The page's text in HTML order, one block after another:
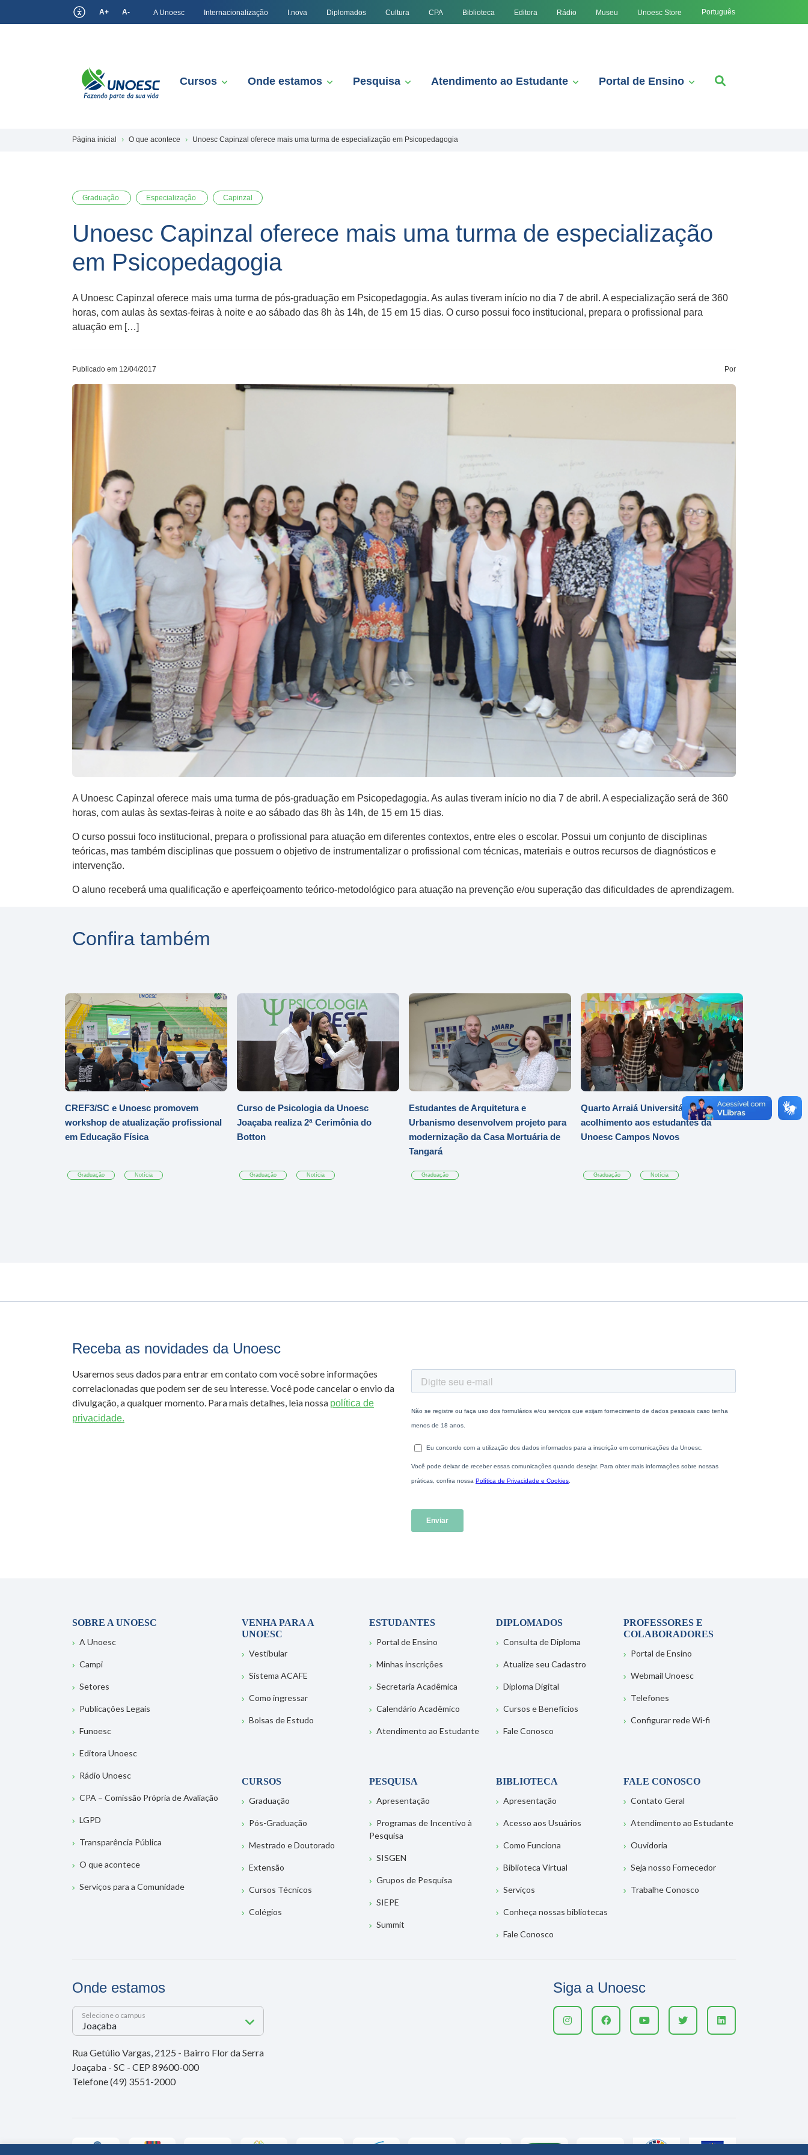
A+ A- A Unoesc Internacionalização I.nova Diplomados Cultura CPA Biblioteca Editora Rádio Museu Unoesc Store Português
Cursos Onde estamos Pesquisa Atendimento ao Estudante Portal de Ensino
Página inicial O que acontece Unoesc Capinzal oferece mais uma turma de especialização em Psicopedagogia
Graduação Especialização Capinzal
Unoesc Capinzal oferece mais uma turma de especialização
em Psicopedagogia
A Unoesc Capinzal oferece mais uma turma de pós-graduação em Psicopedagogia. As aulas tiveram início no dia 7 de abril. A especialização será de 360
horas, com aulas às sextas-feiras à noite e ao sábado das 8h às 14h, de 15 em 15 dias. O curso possui foco institucional, prepara o profissional para
atuação em […]
Publicado em 12/04/2017 Por
A Unoesc Capinzal oferece mais uma turma de pós-graduação em Psicopedagogia. As aulas tiveram início no dia 7 de abril. A especialização será de 360
horas, com aulas às sextas-feiras à noite e ao sábado das 8h às 14h, de 15 em 15 dias.
O curso possui foco institucional, prepara o profissional para atuação em diferentes contextos, entre eles o escolar. Possui um conjunto de disciplinas
teóricas, mas também disciplinas que possuem o objetivo de instrumentalizar o profissional com técnicas, materiais e outros recursos de diagnósticos e
intervenção.
O aluno receberá uma qualificação e aperfeiçoamento teórico-metodológico para atuação na prevenção e/ou superação das dificuldades de aprendizagem.
Confira também
CREF3/SC e Unoesc promovem
workshop de atualização profissional
em Educação Física
Graduação Notícia
Curso de Psicologia da Unoesc
Joaçaba realiza 2ª Cerimônia do
Botton
Graduação Notícia
Estudantes de Arquitetura e
Urbanismo desenvolvem projeto para
modernização da Casa Mortuária de
Tangará
Graduação
Quarto Arraiá Universitário marca
acolhimento aos estudantes da
Unoesc Campos Novos
Graduação Notícia
Receba as novidades da Unoesc
Usaremos seus dados para entrar em contato com você sobre informações
correlacionadas que podem ser de seu interesse. Você pode cancelar o envio da
divulgação, a qualquer momento. Para mais detalhes, leia nossa política de
privacidade.
SOBRE A UNOESC
A Unoesc
Campi
Setores
Publicações Legais
Funoesc
Editora Unoesc
Rádio Unoesc
CPA – Comissão Própria de Avaliação
LGPD
Transparência Pública
O que acontece
Serviços para a Comunidade
VENHA PARA A
UNOESC
Vestibular
Sistema ACAFE
Como ingressar
Bolsas de Estudo
ESTUDANTES
Portal de Ensino
Minhas inscrições
Secretaria Acadêmica
Calendário Acadêmico
Atendimento ao Estudante
DIPLOMADOS
Consulta de Diploma
Atualize seu Cadastro
Diploma Digital
Cursos e Benefícios
Fale Conosco
PROFESSORES E
COLABORADORES
Portal de Ensino
Webmail Unoesc
Telefones
Configurar rede Wi-fi
CURSOS
Graduação
Pós-Graduação
Mestrado e Doutorado
Extensão
Cursos Técnicos
Colégios
PESQUISA
Apresentação
Programas de Incentivo à
Pesquisa
SISGEN
Grupos de Pesquisa
SIEPE
Summit
BIBLIOTECA
Apresentação
Acesso aos Usuários
Como Funciona
Biblioteca Virtual
Serviços
Conheça nossas bibliotecas
Fale Conosco
FALE CONOSCO
Contato Geral
Atendimento ao Estudante
Ouvidoria
Seja nosso Fornecedor
Trabalhe Conosco
Onde estamos
Selecione o campus
Rua Getúlio Vargas, 2125 - Bairro Flor da Serra
Joaçaba - SC - CEP 89600-000
Telefone (49) 3551-2000
Siga a Unoesc